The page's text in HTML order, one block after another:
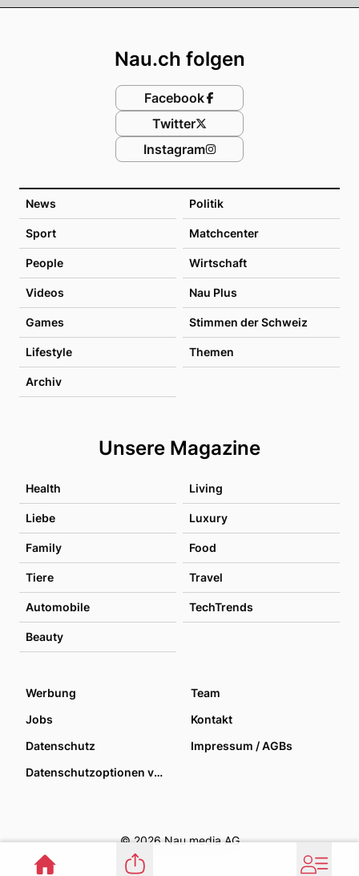
News Politik
Sport Matchcenter
People Wirtschaft
Videos Nau Plus
Games Stimmen der Schweiz
Lifestyle Themen
Archiv
Unsere Magazine
Health Living
Liebe Luxury
Family Food
Tiere Travel
Automobile TechTrends
Beauty
Nau.ch folgen
Facebook
Twitter
Instagram
Werbung
Team
Jobs
Kontakt
Datenschutz
Impressum / AGBs
Datenschutzoptionen verwalten
© 2026 Nau media AG